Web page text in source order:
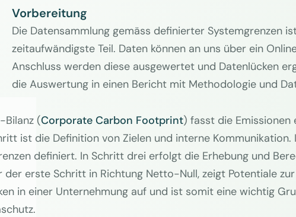
Vorbereitung
Die Datensammlung gemäss definierter Systemgrenzen
zeitaufwändigste Teil. Daten können an uns über ein
Anschluss werden diese ausgewertet und Datenlücken
die Auswertung in einen Bericht mit Methodologie und
-Bilanz (Corporate Carbon Footprint) fasst die Emissionen
ist die Definition von Zielen und interne
definiert. In Schritt drei erfolgt die Erhebung und
der erste Schritt in Richtung Netto-Null, zeigt Potentiale
in einer Unternehmung auf und ist somit eine wichtig